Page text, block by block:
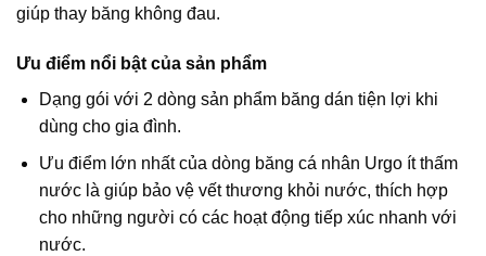
giúp thay băng không đau.
Ưu điểm nổi bật của sản phẩm
Dạng gói với 2 dòng sản phẩm băng dán tiện lợi khi
dùng cho gia đình.
Ưu điểm lớn nhất của dòng băng cá nhân Urgo ít thấm
nước là giúp bảo vệ vết thương khỏi nước, thích hợp
cho những người có các hoạt động tiếp xúc nhanh với
nước.